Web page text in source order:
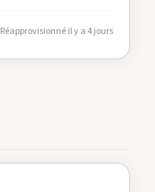
Réapprovisionné il y a 4 jours